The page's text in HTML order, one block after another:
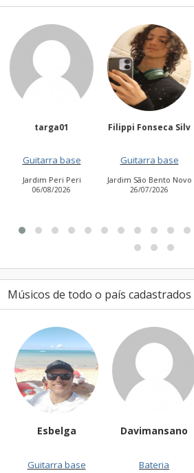
Filippi Fonseca Silv
Guitarra base
Jardim São Bento Novo
26/07/2026
Mateus Vitor
Bateria
Vila Leopoldina
26/07/2026
Músicos de todo o país cadastrados
Davimansano
Bateria
targa01
Guitarra base